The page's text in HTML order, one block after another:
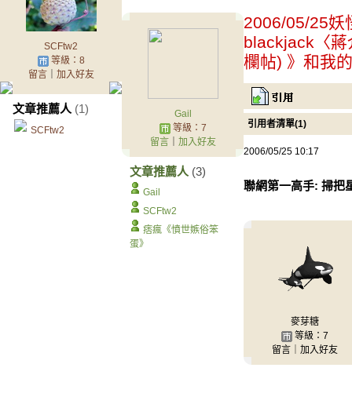
SCFtw2
等級：8
留言｜ 加入好友
文章推薦人 (1)
SCFtw2
Gail
等級：7
留言｜ 加入好友
文章推薦人 (3)
Gail
SCFtw2
痞瘋《憤世嫉俗笨
蛋》
2006/05/25妖
blackjack〈蔣
欄帖) 》和我
引用者清單(1)
2006/05/25 10:17
聯網第一高手: 掃把
麥芽糖
等級：7
留言｜加入好友